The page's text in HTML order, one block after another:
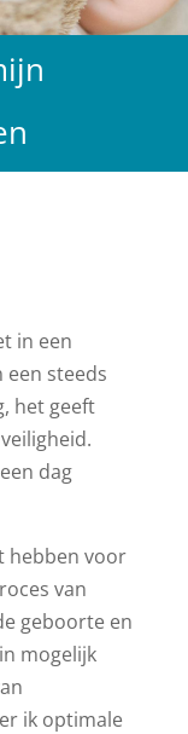
in een
een steeds
het geeft
dag
hebben voor
van
geboorte en
mogelijk
ik optimale